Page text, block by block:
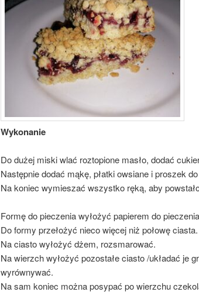
Wykonanie
Do dużej miski wlać roztopione masło, dodać
Następnie dodać mąkę, płatki owsiane i proszek
Na koniec wymieszać wszystko ręką, aby
Formę do pieczenia wyłożyć papierem do
Do formy przełożyć nieco więcej niż połowę
Na ciasto wyłożyć dżem, rozsmarować.
Na wierzch wyłożyć pozostałe ciasto /układać je
wyrównywać.
Na sam koniec można posypać po wierzchu